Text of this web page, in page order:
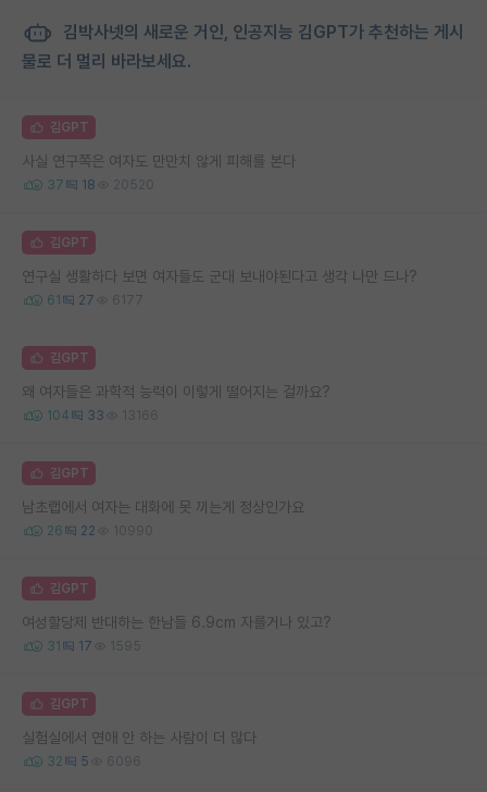
김박사넷의 새로운 거인, 인공지능 김GPT가 추천하는 게시
물로 더 멀리 바라보세요.
김GPT
사실 연구쪽은 여자도 만만치 않게 피해를 본다
37 18 20520
김GPT
연구실 생활하다 보면 여자들도 군대 보내야된다고 생각 나만 드나?
61 27 6177
김GPT
왜 여자들은 과학적 능력이 이렇게 떨어지는 걸까요?
104 33 13166
김GPT
남초랩에서 여자는 대화에 못 끼는게 정상인가요
26 22 10990
김GPT
여성할당제 반대하는 한남들 6.9cm 자를거나 있고?
31 17 1595
김GPT
실험실에서 연애 안 하는 사람이 더 많다
32 5 6096